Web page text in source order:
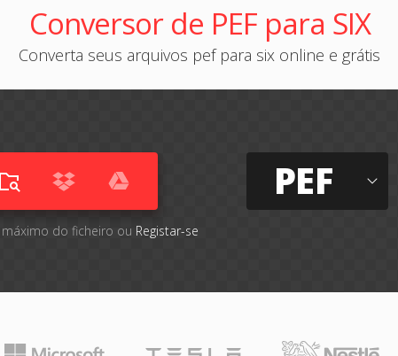
Conversor de PEF para SIX
Converta seus arquivos pef para six online e grátis
do ficheiro ou Registar-se
PEF